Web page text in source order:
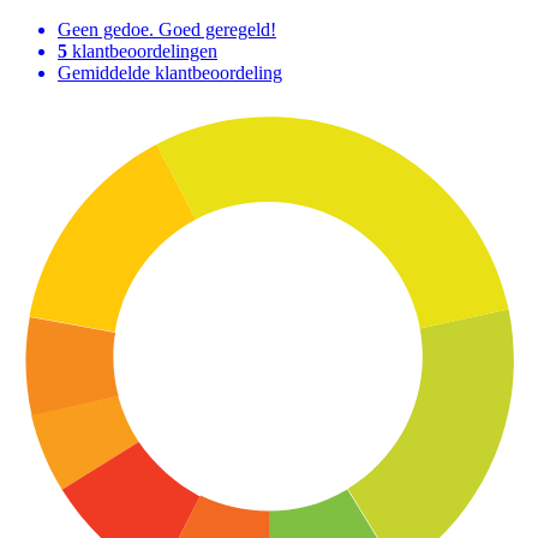
Geen gedoe. Goed geregeld!
5 klantbeoordelingen
Gemiddelde klantbeoordeling